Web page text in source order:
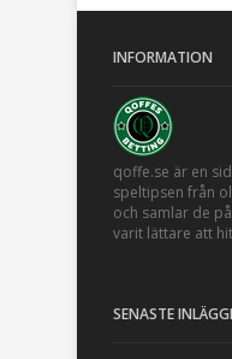
INFORMATION
qoffe.se är en
speltipsen från
och samlar de
varit lättare att
SENASTE